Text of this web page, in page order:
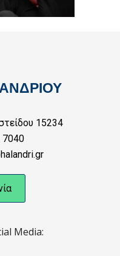
15234
7040
Media: